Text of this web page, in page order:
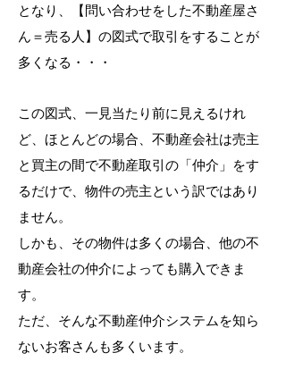
となり、【問い合わせをした不動産屋さ
ん＝売る人】の図式で取引をすることが
多くなる・・・
この図式、一見当たり前に見えるけれ
ど、ほとんどの場合、不動産会社は売主
と買主の間で不動産取引の「仲介」をす
るだけで、物件の売主という訳ではあり
ません。
しかも、その物件は多 くの場合、他の不
動産会社の仲介によっても購入できま
す。
ただ、そんな不動産仲介システムを知ら
ないお客さんも多くいます。